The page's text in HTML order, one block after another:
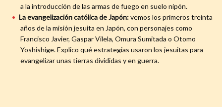
a la introducción de las armas de fuego en suelo nipón.
La evangelización católica de Japón:vemos los primeros treinta
años de la misión jesuita en Japón, con personajes como
Francisco Javier, Gaspar Vilela, Omura Sumitada o Otomo
Yoshishige. Explico qué estrategias usaron los jesuitas para
evangelizar unas tierras divididas y en guerra.